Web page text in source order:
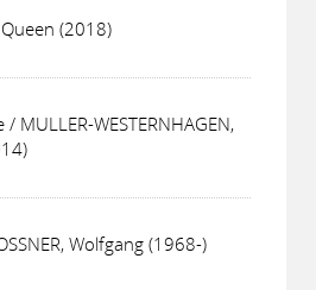
(2018)
MULLER-WESTERNHAGEN,
Wolfgang (1968-)